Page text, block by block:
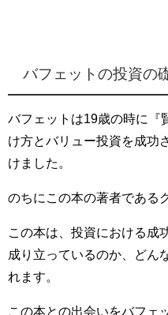
バフェットの投資の
バフェットは19歳の時に『
け方とバリュー投資を成功
けました。
のちにこの本の著者である
この本は、投資における成
成り立っているのか、どん
れます。
この本との出会いをバフェ